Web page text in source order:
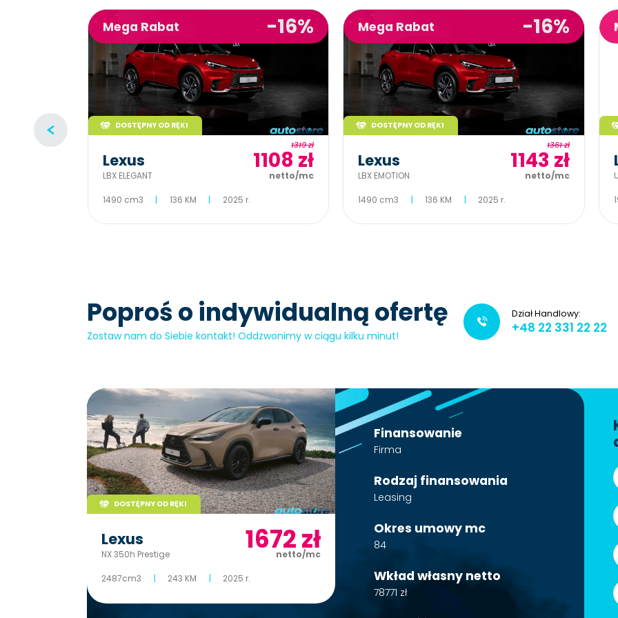
1172 zł
Mega Rabat -16%
DOSTĘPNY OD RĘKI
Lexus
LBX ELEGANT
1319 zł
1108 zł
netto/mc
1490 cm3 136 KM 2025 r.
Mega Rabat -16%
DOSTĘPNY OD RĘKI
Lexus
LBX EMOTION
1361 zł
1143 zł
netto/mc
1490 cm3 136 KM 2025 r.
Poproś o indywidualną ofertę
Zostaw nam do Siebie kontakt! Oddzwonimy w ciągu kilku minut!
Dział Handlowy:
+48 22 331 22 22
DOSTĘPNY OD RĘKI
Lexus
NX 350h Prestige 1672zł
netto/mc
2487cm3 243 KM 2025 r.
Finansowanie
Firma
Rodzaj finansowania
Leasing
Okres umowy mc
84
Wkład własny netto
78771 zł